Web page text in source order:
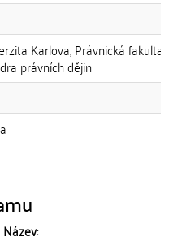
Karlova, Právnická fakulta,
právních dějin
Název: